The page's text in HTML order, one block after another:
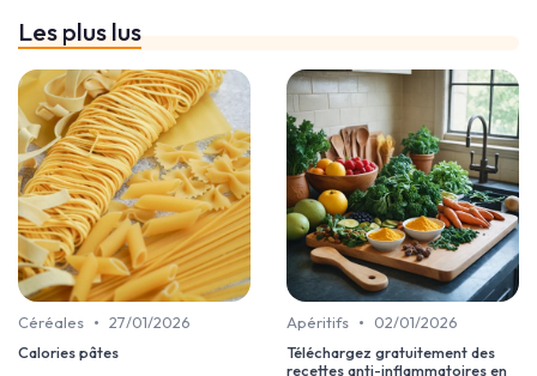
Les plus lus
Céréales • 27/01/2026
Calories pâtes
Apéritifs •
02/01/2026
Téléchargez gratuitement des
recettes anti-inflammatoires en